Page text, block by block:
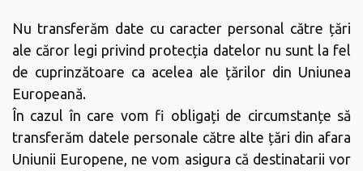
Nu transferăm date cu caracter personal către țări
ale căror legi privind protecția datelor nu sunt la fel
de cuprinzătoare ca acelea ale țărilor din Uniunea
Europeană.
În cazul în care vom fi obligați de circumstanțe să
transferăm datele personale către alte țări din afara
Uniunii Europene, ne vom asigura că destinatarii vor